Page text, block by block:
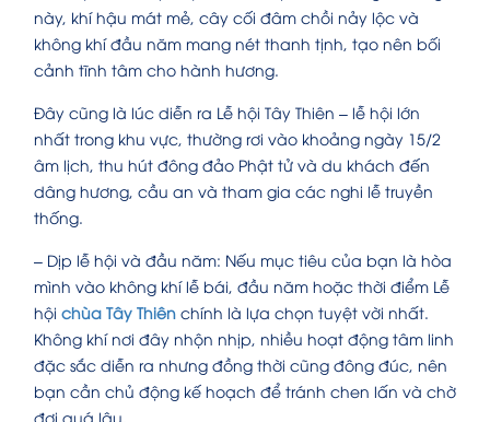
này, khí hậu mát mẻ, cây cối đâm chồi nảy lộc và
không khí đầu năm mang nét thanh tịnh, tạo nên bối
cảnh tĩnh tâm cho hành hương.
Đây cũng là lúc diễn ra Lễ hội Tây Thiên – lễ hội lớn
nhất trong khu vực, thường rơi vào khoảng ngày 15/2
âm lịch, thu hút đông đảo Phật tử và du khách đến
dâng hương, cầu an và tham gia các nghi lễ truyền
thống.
– Dịp lễ hội và đầu năm: Nếu mục tiêu của bạn là hòa
mình vào không khí lễ bái, đầu năm hoặc thời điểm Lễ
hội chùa Tây Thiên chính là lựa chọn tuyệt vời nhất.
Không khí nơi đây nhộn nhịp, nhiều hoạt động tâm linh
đặc sắc diễn ra nhưng đồng thời cũng đông đúc, nên
bạn cần chủ động kế hoạch để tránh chen lấn và chờ
đợi quá lâu.